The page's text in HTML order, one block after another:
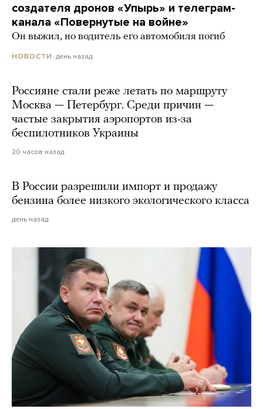
создателя дронов «Упырь» и телеграм-
канала «Повернутые на войне»
Он выжил, но водитель его автомобиля погиб
НОВОСТИ день назад
Россияне стали реже летать по маршруту
Москва — Петербург. Среди причин —
частые закрытия аэропортов из-за
беспилотников Украины
20 часов назад
В России разрешили импорт и продажу
бензина более низкого экологического класса
день назад